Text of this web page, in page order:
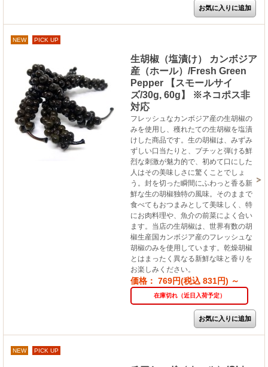
NEW PICK UP
生胡椒（塩漬け） カンボジア
産（ホール）/Fresh Green
Pepper 【スモールサイ
ズ/30g, 60g】 ※ネコポス非
対応
フレッシュなカンボジア産の生胡椒の
みを使用し、穫れたての生胡椒を塩漬
けした商品です。生の胡椒は、みずみ
ずしい口当たりと、プチッと弾ける鮮
烈な刺激が魅力的で、初めて口にした
人はその美味しさに驚くことでしょ
う。封を切った瞬間にふわっと香る新
鮮な生の胡椒独特の風味。そのままで
食べてもおつまみとして美味しく、特
にお肉料理や、魚介の前菜によく合い
ます。当店の生胡椒は、世界有数の胡
椒生産国カンボジア産のフレッシュな
胡椒のみを使用しています。乾燥胡椒
とはまったく異なる新鮮な味と香りを
お楽しみください。
価格： 769円(税込 831円) ～
在庫切れ（近日入荷予定）
NEW PICK UP